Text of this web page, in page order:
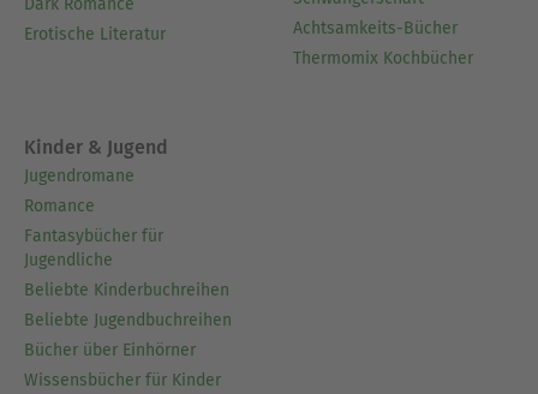
Erotische Literatur
Achtsamkeits-Bücher
Thermomix Kochbücher
Kinder & Jugend
Jugendromane
Romance
Fantasybücher für
Jugendliche
Beliebte Kinderbuchreihen
Beliebte Jugendbuchreihen
Bücher über Einhörner
Wissensbücher für Kinder